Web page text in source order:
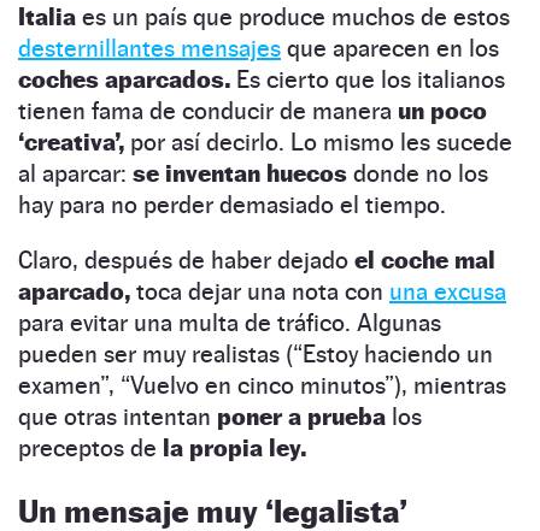
Italia es un país que produce muchos de estos
desternillantes mensajes que aparecen en los
coches aparcados. Es cierto que los italianos
tienen fama de conducir de manera un poco
‘creativa’, por así decirlo. Lo mismo les sucede
al aparcar: se inventan huecos donde no los
hay para no perder demasiado el tiempo.
Claro, después de haber dejado el coche mal
aparcado, toca dejar una nota con una excusa
para evitar una multa de tráfico. Algunas
pueden ser muy realistas (“Estoy haciendo un
examen”, “Vuelvo en cinco minutos”), mientras
que otras intentan poner a prueba los
preceptos de la propia ley.
Un mensaje muy ‘legalista’